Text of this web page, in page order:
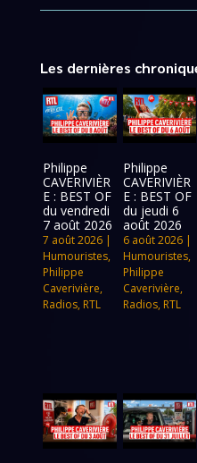
Les dernières
Philippe
CAVERIVIÈR
E : BEST OF
du vendredi
7 août 2026
7 août 2026 |
Humouristes,
Philippe
Caverivière,
Radios, RTL
Philippe
CAVERIVIÈR
E : BEST OF
du jeudi 6
août 2026
6 août 2026|
Humouristes,
Philippe
Caverivière,
Radios, RTL